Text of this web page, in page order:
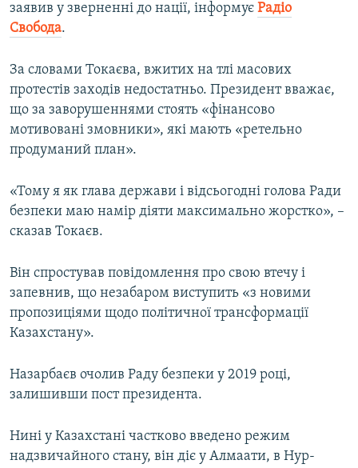
заявив у зверненні до нації, інформує Радіо
Свобода.
За словами Токаєва, вжитих на тлі масових
протестів заходів недостатньо. Президент вважає,
що за заворушеннями стоять «фінансово
мотивовані змовники», які мають «ретельно
продуманий план».
«Тому я як глава держави і відсьогодні голова Ради
безпеки маю намір діяти максимально жорстко», –
сказав Токаєв.
Він спростував повідомлення про свою втечу і
запевнив, що незабаром виступить «з новими
пропозиціями щодо політичної трансформації
Казахстану».
Назарбаєв очолив Раду безпеки у 2019 році,
залишивши пост президента.
Нині у Казахстані частково введено режим
надзвичайного стану, він діє у Алмаати, в Нур-